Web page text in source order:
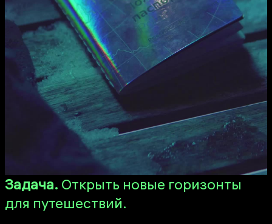
Задача. Открыть новые горизонты
для путешествий.